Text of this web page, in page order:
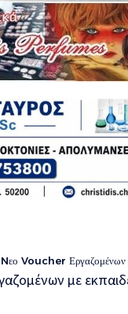
Voucher Εργαζομένων